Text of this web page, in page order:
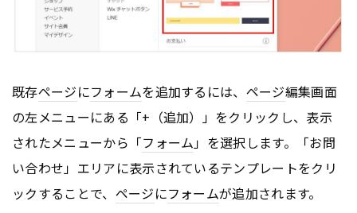
既存ページにフォームを追加するには、 ページ編集画面
の左メニューにある「+（追加）」をクリックし、表示
されたメニューから「フォーム」を選択します。「お問
い合わせ」エリアに表示されているテンプレートをクリ
ックすることで、 ページにフォームが追加されます。